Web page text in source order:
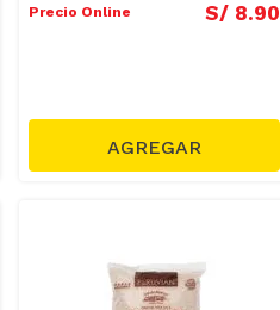
Precio Online S/ 8.90